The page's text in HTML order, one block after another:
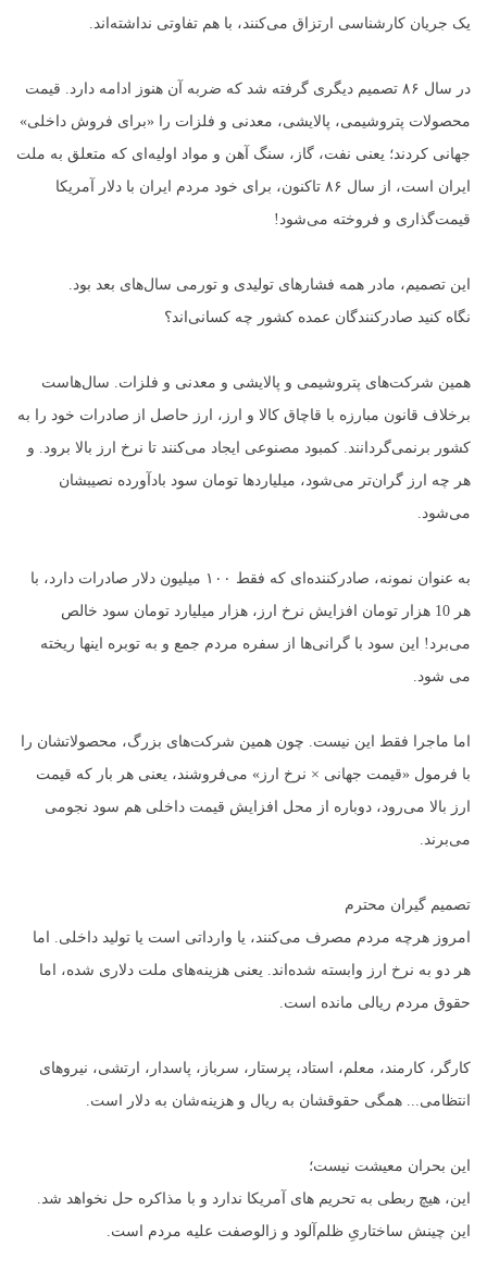
یک جریان کارشناسی ارتزاق می‌کنند، با هم تفاوتی نداشته‌اند.
در سال ۸۶ تصمیم دیگری گرفته شد که ضربه آن هنوز ادامه دارد. قیمت
محصولات پتروشیمی، پالایشی، معدنی و فلزات را «برای فروش داخلی»
جهانی کردند؛ یعنی نفت، گاز، سنگ آهن و مواد اولیه‌ای که متعلق به ملت
ایران است، از سال ۸۶ تاکنون، برای خود مردم ایران با دلار آمریکا
قیمت‌گذاری و فروخته می‌شود!
این تصمیم، مادر همه فشارهای تولیدی و تورمی سال‌های بعد بود.
نگاه کنید صادرکنندگان عمده کشور چه کسانی‌اند؟
همین شرکت‌های پتروشیمی و پالایشی و معدنی و فلزات. سال‌هاست
برخلاف قانون مبارزه با قاچاق کالا و ارز، ارز حاصل از صادرات خود را به
کشور برنمی‌گردانند. کمبود مصنوعی ایجاد می‌کنند تا نرخ ارز بالا برود. و
هر چه ارز گران‌تر می‌شود، میلیاردها تومان سود بادآورده نصیبشان
می‌شود.
به عنوان نمونه، صادرکننده‌ای که فقط ۱۰۰ میلیون دلار صادرات دارد، با
هر 10 هزار تومان افزایش نرخ ارز، هزار میلیارد تومان سود خالص
می‌برد! این سود با گرانی‌ها از سفره مردم جمع و به توبره اینها ریخته
می شود.
اما ماجرا فقط این نیست. چون همین شرکت‌های بزرگ، محصولاتشان را
با فرمول «قیمت جهانی × نرخ ارز» می‌فروشند، یعنی هر بار که قیمت
ارز بالا می‌رود، دوباره از محل افزایش قیمت داخلی هم سود نجومی
می‌برند.
تصمیم گیران محترم
امروز هرچه مردم مصرف می‌کنند، یا وارداتی است یا تولید داخلی. اما
هر دو به نرخ ارز وابسته شده‌اند. یعنی هزینه‌های ملت دلاری شده، اما
حقوق مردم ریالی مانده است.
کارگر، کارمند، معلم، استاد، پرستار، سرباز، پاسدار، ارتشی، نیروهای
انتظامی... همگی حقوقشان به ریال و هزینه‌شان به دلار است.
این بحران معیشت نیست؛
این، هیچ ربطی به تحریم های آمریکا ندارد و با مذاکره حل نخواهد شد.
این چینش ساختاریِ ظلم‌آلود و زالوصفت علیه مردم است.